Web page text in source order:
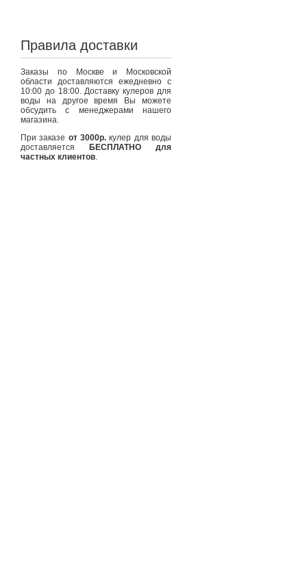
Правила доставки
Заказы по Москве и Московской
области доставляются ежедневно с
10:00 до 18:00. Доставку кулеров для
воды на другое время Вы можете
обсудить с менеджерами нашего
магазина.
При заказе от 3000р. кулер для воды
доставляется
БЕСПЛАТНО для
частных клиентов.